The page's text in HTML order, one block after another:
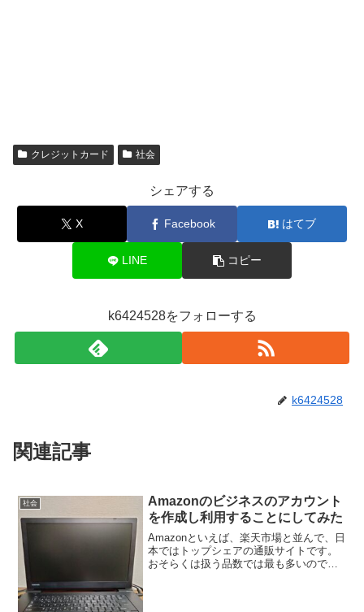
クレジットカード 社会
シェアする
X Facebook はてブ
LINE コピー
k6424528をフォローする
k6424528
関連記事
社会
Amazonのビジネスのアカウント
を作成し利用することにしてみた
Amazonといえば、楽天市場と並んで、日
本ではトップシェアの通販サイトです。
おそらくは扱う品数では最も多いのでは